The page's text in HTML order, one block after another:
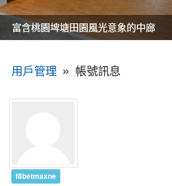
美麗的操場是我們活力的來源
美麗的操場是我們活力的來源
煥然一新的小司令台
煥然一新的小司令台
富含桃園埤塘田園風光意象的中廊
富含桃園埤塘田園風光意象的中廊
嶄新的中庭廣場
嶄新的中庭廣場
水生池生生不息
水生池生生不息
用戶管理 » 帳號訊息
f8betmaxne